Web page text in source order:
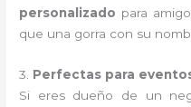
personalizado para
que una gorra con su
3. Perfectas para
Si eres dueño de un